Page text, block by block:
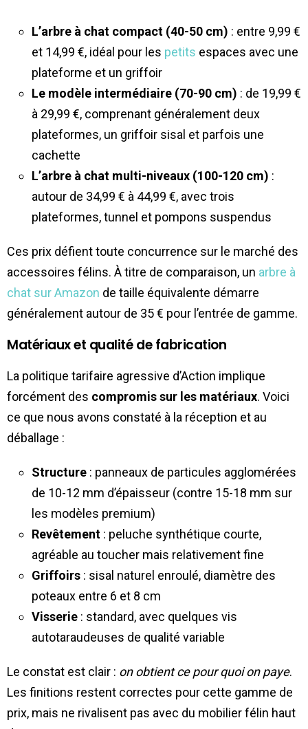
L’arbre à chat compact (40-50 cm) : entre 9,99 €
et 14,99 €, idéal pour les petits espaces avec une
plateforme et un griffoir
Le modèle intermédiaire (70-90 cm) : de 19,99 €
à 29,99 €, comprenant généralement deux
plateformes, un griffoir sisal et parfois une
cachette
L’arbre à chat multi-niveaux (100-120 cm) :
autour de 34,99 € à 44,99 €, avec trois
plateformes, tunnel et pompons suspendus
Ces prix défient toute concurrence sur le marché des
accessoires félins. À titre de comparaison, un arbre à
chat sur Amazon de taille équivalente démarre
généralement autour de 35 € pour l’entrée de gamme.
Matériaux et qualité de fabrication
La politique tarifaire agressive d’Action implique
forcément des compromis sur les matériaux. Voici
ce que nous avons constaté à la réception et au
déballage :
Structure : panneaux de particules agglomérées
de 10-12 mm d’épaisseur (contre 15-18 mm sur
les modèles premium)
Revêtement : peluche synthétique courte,
agréable au toucher mais relativement fine
Griffoirs : sisal naturel enroulé, diamètre des
poteaux entre 6 et 8 cm
Visserie : standard, avec quelques vis
autotaraudeuses de qualité variable
Le constat est clair : on obtient ce pour quoi on paye.
Les finitions restent correctes pour cette gamme de
prix, mais ne rivalisent pas avec du mobilier félin haut